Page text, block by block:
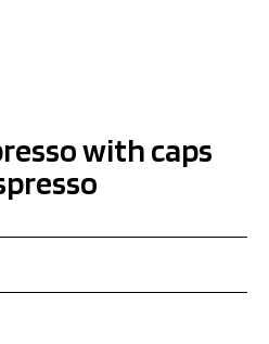
with caps